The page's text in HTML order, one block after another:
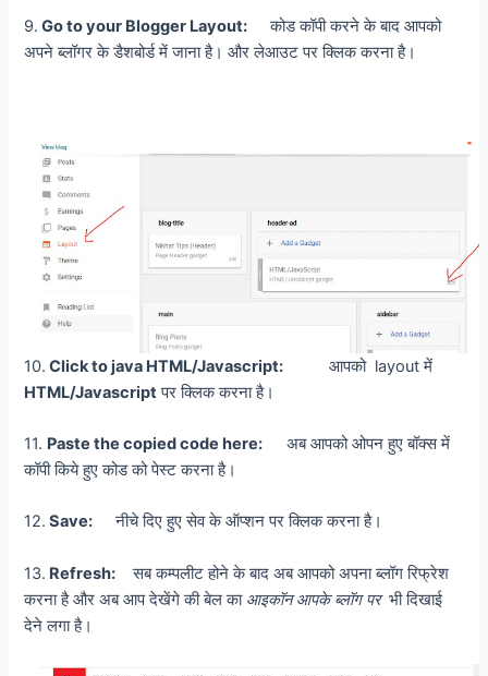
9. Go to your Blogger Layout:
कोड कॉपी करने के बाद आपको
अपने ब्लॉगर के डैशबोर्ड में जाना है। और लेआउट पर क्लिक करना है।
10. Click to java HTML/Javascript:
आपको layout में
HTML/Javascriptपर क्लिक करना है।
11. Paste the copied code here:
अब आपको ओपन हुए बॉक्स में
कॉपी किये हुए कोड को पेस्ट करना है।
12. Save: नीचे दिए हुए सेव के ऑप्शन पर क्लिक करना है।
13. Refresh: सब कम्पलीट होने के बाद अब आपको अपना ब्लॉग रिफ्रेश
करना है और अब आप देखेंगे की बेल का आइकॉन आपके ब्लॉग परभी दिखाई
देने लगा है।